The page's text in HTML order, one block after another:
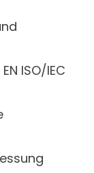
ISO/IEC